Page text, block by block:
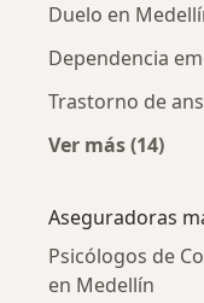
Duelo en
Dependencia
Trastorno de
Ver más (14)
Aseguradoras
Psicólogos de
en Medellín